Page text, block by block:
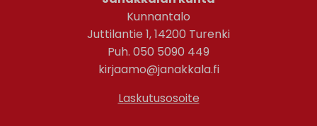
Kunnantalo
Juttilantie 1, 14200 Turenki
Puh. 050 5090 449
kirjaamo@janakkala.fi
Laskutusosoite